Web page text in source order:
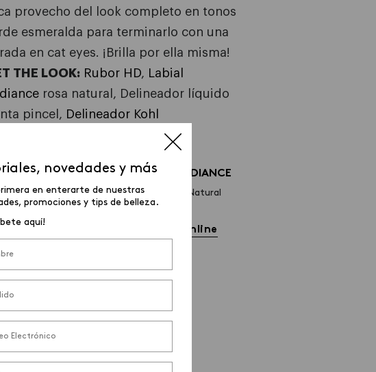
provecho del look completo en tonos
esmeralda para terminarlo con una
en cat eyes. ¡Brilla por ella misma!
THE LOOK: Rubor HD, Labial
rosa natural, Delineador líquido
pincel, Delineador Kohl
LABIAL RADIANCE
Tono: Rosa Natural
Compra online
novedades y más
en enterarte de nuestras
promociones y tips de belleza.
aquí!